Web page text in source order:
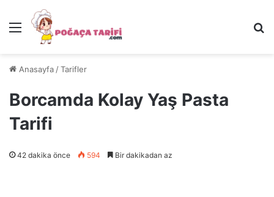
Menü
Anasayfa /Tarifler
Borcamda Kolay Yaş Pasta
Tarifi
42 dakika önce 594 Bir dakikadan az